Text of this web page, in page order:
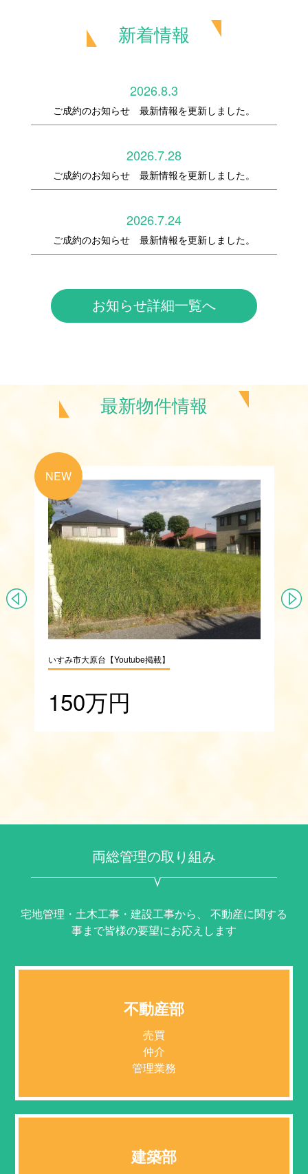
新着情報
2026.8.3
ご成約のお知らせ 最新情報を更新しました。
2026.7.28
ご成約のお知らせ 最新情報を更新しました。
2026.7.24
ご成約のお知らせ 最新情報を更新しました。
お知らせ詳細一覧へ
最新物件情報
NEW
いすみ市大原台【Youtube掲載】
150万円
両総管理の取り組み
宅地管理・土木工事・建設工事から、
不動産に関する
事まで皆様の要望にお応えします
不動産部
売買
仲介
管理業務
建築部